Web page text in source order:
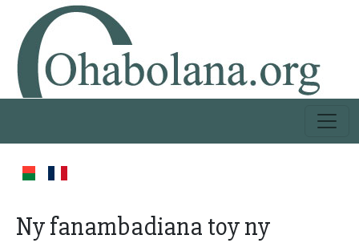
Ny fanambadiana toy ny